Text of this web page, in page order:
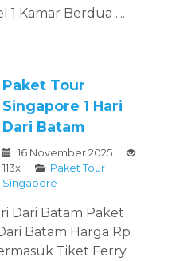
1 Kamar Berdua ....
Paket Tour
Singapore 1 Hari
Dari Batam
16 November 2025
113x
Paket Tour
Singapore
Dari Batam Paket
Batam Harga Rp
Tiket Ferry